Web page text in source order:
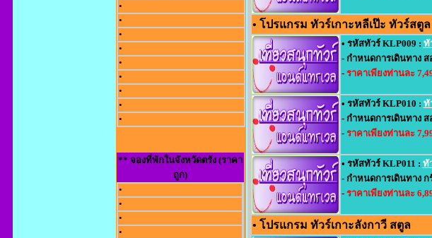
•
•
•
•
•
•
•
•
•
** จองที่พักในจังหวัดตรัง (ราคา
ถูก)
•
•
•
•
• โปรแกรม ทัวร์เกาะหลีเป๊ะ ทัวร์สตู
• รหัสทัวร์ KLP009 : ทั
- กำหนดการเดินทาง
- ราคาเพียงท่านละ
• รหัสทัวร์ KLP010 : ทั
- กำหนดการเดินทาง
- ราคาเพียงท่านละ
• รหัสทัวร์ KLP011 : ทั
- กำหนดการเดินทาง
- ราคาเพียงท่านละ
• โปรแกรม ทัวร์เกาะลังกาวี สตูล